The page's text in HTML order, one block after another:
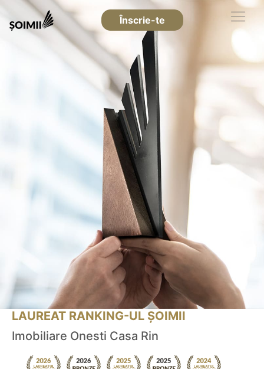
Înscrie-te
LAUREAT RANKING-UL ȘOIMII
Imobiliare Onesti Casa Rin